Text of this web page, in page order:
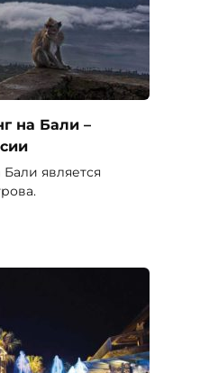
на Бали –
Бали является